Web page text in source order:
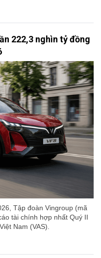
222,3 nghìn tỷ đồng
Tập đoàn Vingroup (mã
tài chính hợp nhất Quý II
Nam (VAS).